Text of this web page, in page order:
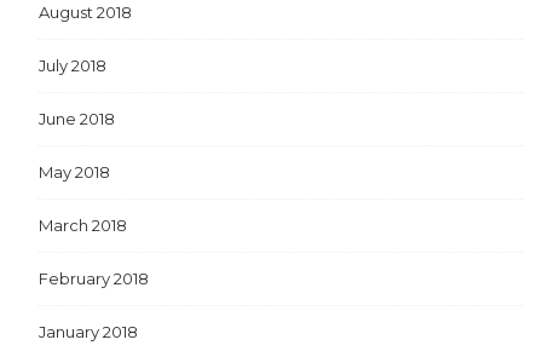
August 2018
July 2018
June 2018
May 2018
March 2018
February 2018
January 2018